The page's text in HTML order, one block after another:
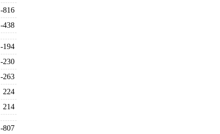
-816
-438
-194
-230
-263
224
214
-807